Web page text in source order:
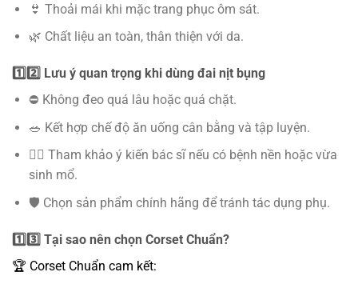
👙 Thoải mái khi mặc trang phục ôm sát.
🌿 Chất liệu an toàn, thân thiện với da.
1️⃣2️⃣ Lưu ý quan trọng khi dùng đai nịt bụng
⛔ Không đeo quá lâu hoặc quá chặt.
🥗 Kết hợp chế độ ăn uống cân bằng và tập luyện.
👩‍⚕️ Tham khảo ý kiến bác sĩ nếu có bệnh nền hoặc vừa
sinh mổ.
🛡️ Chọn sản phẩm chính hãng để tránh tác dụng phụ.
1️⃣3️⃣ Tại sao nên chọn Corset Chuẩn?
🏆 Corset Chuẩn cam kết: